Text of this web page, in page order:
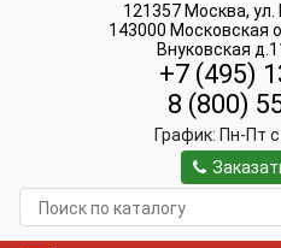
121357 Москва, ул.
143000 Московская
Внуковская
+7 (495)
8 (800)
График: Пн-Пт